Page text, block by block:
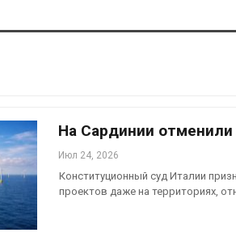
На Сардинии
Июл 24, 2026
Конституционный суд Италии
проектов даже на территориях,
Авг 6, 2026